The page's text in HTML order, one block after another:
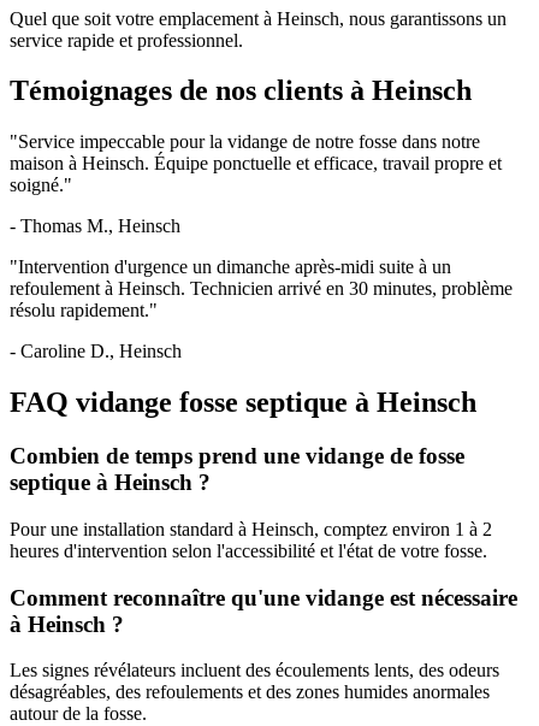
Quel que soit votre emplacement à Heinsch, nous garantissons un
service rapide et professionnel.
Témoignages de nos clients à Heinsch
"Service impeccable pour la vidange de notre fosse dans notre
maison à Heinsch. Équipe ponctuelle et efficace, travail propre et
soigné."
- Thomas M., Heinsch
"Intervention d'urgence un dimanche après-midi suite à un
refoulement à Heinsch. Technicien arrivé en 30 minutes, problème
résolu rapidement."
- Caroline D., Heinsch
FAQ vidange fosse septique à Heinsch
Combien de temps prend une vidange de fosse
septique à Heinsch ?
Pour une installation standard à Heinsch, comptez environ 1 à 2
heures d'intervention selon l'accessibilité et l'état de votre fosse.
Comment reconnaître qu'une vidange est nécessaire
à Heinsch ?
Les signes révélateurs incluent des écoulements lents, des odeurs
désagréables, des refoulements et des zones humides anormales
autour de la fosse.